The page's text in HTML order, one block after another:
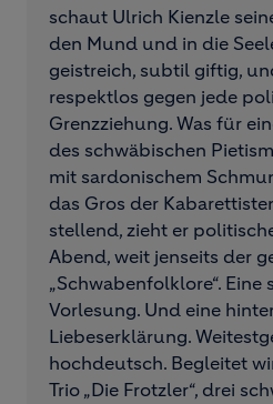
schaut Ulrich Kienzle
den Mund und in die
geistreich, subtil giftig,
respektlos gegen jede
Grenzziehung. Was für
des schwäbischen
mit sardonischem
das Gros der
stellend, zieht er
Abend, weit jenseits der
„Schwabenfolklore“.
Vorlesung. Und eine
Liebeserklärung.
hochdeutsch. Begleitet
Trio „Die Frotzler“, drei